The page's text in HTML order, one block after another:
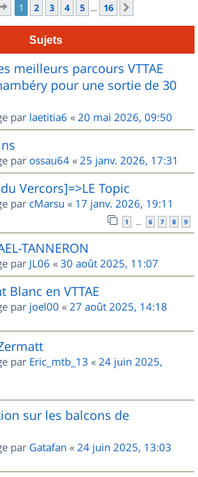
Page 1sur
1 2 3 4 5 … 16
Sujets
meilleurs parcours VTTAE
pour une sortie de 30
par laetitia6 « 20 mai 2026, 09:50
par ossau64 « 25 janv. 2026, 17:31
Vercors]=>LE Topic
par cMarsu « 17 janv. 2026, 19:11
1 … 6 7 8 9
TANNERON
par JL06 « 30 août 2025, 11:07
Blanc en VTTAE
par joel00 « 27 août 2025, 14:18
par Eric_mtb_13 « 24 juin 2025,
sur les balcons de
par Gatafan « 24 juin 2025, 13:03